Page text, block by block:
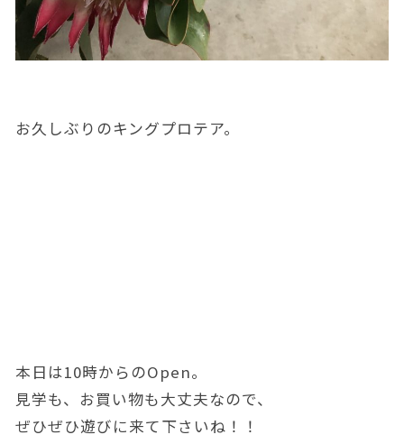
お久しぶりのキングプロテア。
本日は10時からのOpen。
見学も、お買い物も大丈夫なので、
ぜひぜひ遊びに来て下さいね！！